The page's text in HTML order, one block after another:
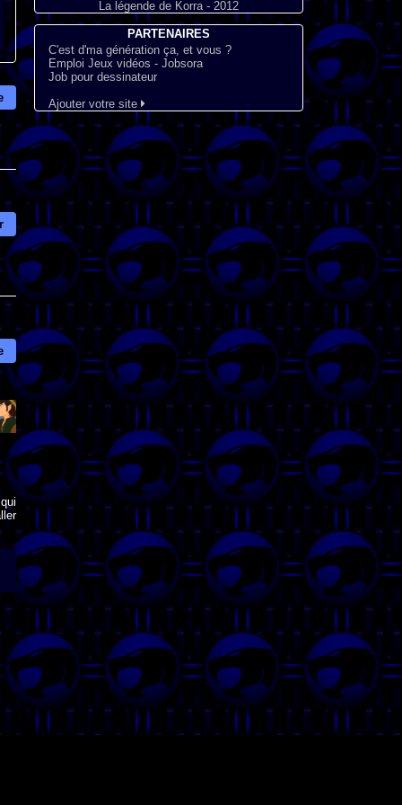
La légende de Korra - 2012
PARTENAIRES
C'est d'ma génération ça, et vous ?
Emploi Jeux vidéos - Jobsora
Job pour dessinateur
Ajouter votre site